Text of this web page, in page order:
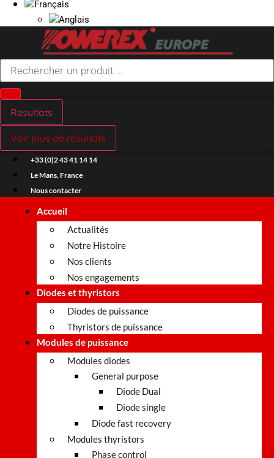
Search
Resultats
Voir plus de résultats
+33 (0)2 43 41 14 14
Le Mans, France
Nous contacter
Accueil
Actualités
Notre Histoire
Nos clients
Nos engagements
Diodes et thyristors
Diodes de puissance
Thyristors de puissance
Modules de puissance
Modules diodes
General purpose
Diode Dual
Diode single
Diode fast recovery
Modules thyristors
Phase control